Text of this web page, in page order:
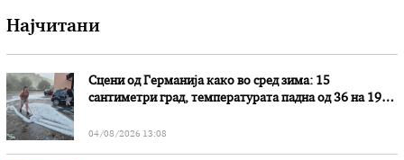
Најчитани
Сцени од Германија како во сред зима: 15
сантиметри град, температурата падна од 36 на 19
04/08/2026 13:08